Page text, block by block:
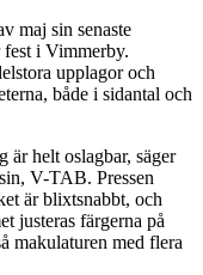
maj sin senaste
i Vimmerby.
upplagor och
både i sidantal och
är helt oslagbar, säger
V-TAB. Pressen
är blixtsnabbt, och
justeras färgerna på
makulaturen med flera